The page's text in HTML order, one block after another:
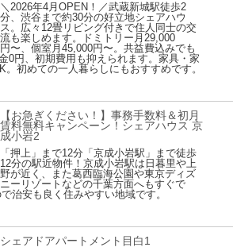
＼2026年4月OPEN！／武蔵新城駅徒歩2
分、渋谷まで約30分の好立地シェアハウ
ス。広々12畳リビング付きで住人同士の交
流も楽しめます。ドミトリー月29,000
円〜、個室月45,000円〜。共益費込みでも
0円、初期費用も抑えられます。家具・家
。初めての一人暮らしにもおすすめです。
【お急ぎください！】事務手数料＆初月
賃料無料キャンペーン！シェアハウス 京
成小岩2
「押上」まで12分「京成小岩駅」まで徒歩
12分の駅近物件！京成小岩駅は日暮里や上
野が近く、また葛西臨海公園や東京ディズ
ニーリゾートなどの千葉方面へもすぐで
治安も良く住みやすい地域です。
シェアドアパートメント目白1